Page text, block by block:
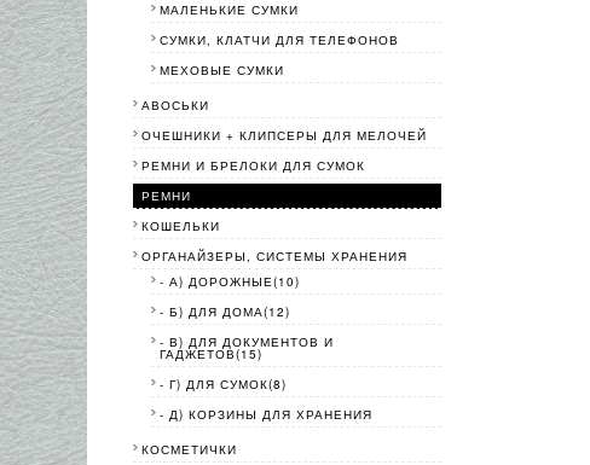
МАЛЕНЬКИЕ СУМКИ
СУМКИ, КЛАТЧИ ДЛЯ ТЕЛЕФОНОВ
МЕХОВЫЕ СУМКИ
АВОСЬКИ
ОЧЕШНИКИ + КЛИПСЕРЫ ДЛЯ МЕЛОЧЕЙ
РЕМНИ И БРЕЛОКИ ДЛЯ СУМОК
РЕМНИ
КОШЕЛЬКИ
ОРГАНАЙЗЕРЫ, СИСТЕМЫ ХРАНЕНИЯ
- А) ДОРОЖНЫЕ(10)
- Б) ДЛЯ ДОМА(12)
- В) ДЛЯ ДОКУМЕНТОВ И
ГАДЖЕТОВ(15)
- Г) ДЛЯ СУМОК(8)
- Д) КОРЗИНЫ ДЛЯ ХРАНЕНИЯ
КОСМЕТИЧКИ